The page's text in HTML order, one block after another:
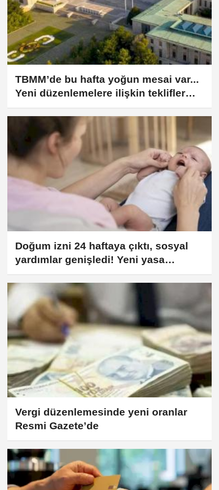
TBMM’de bu hafta yoğun mesai var...
Yeni düzenlemelere ilişkin teklifler
görüşülecek
Doğum izni 24 haftaya çıktı, sosyal
yardımlar genişledi! Yeni yasa
yürürlükte
Vergi düzenlemesinde yeni oranlar
Resmi Gazete’de